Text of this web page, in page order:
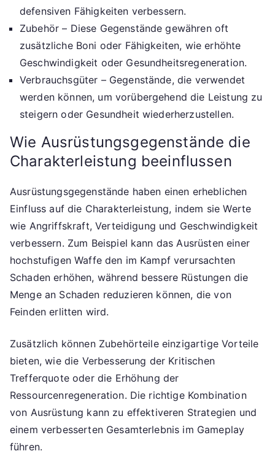
defensiven Fähigkeiten verbessern.
Zubehör – Diese Gegenstände gewähren oft
zusätzliche Boni oder Fähigkeiten, wie erhöhte
Geschwindigkeit oder Gesundheitsregeneration.
Verbrauchsgüter – Gegenstände, die verwendet
werden können, um vorübergehend die Leistung zu
steigern oder Gesundheit wiederherzustellen.
Wie Ausrüstungsgegenstände die
Charakterleistung beeinflussen
Ausrüstungsgegenstände haben einen erheblichen
Einfluss auf die Charakterleistung, indem sie Werte
wie Angriffskraft, Verteidigung und Geschwindigkeit
verbessern. Zum Beispiel kann das Ausrüsten einer
hochstufigen Waffe den im Kampf verursachten
Schaden erhöhen, während bessere Rüstungen die
Menge an Schaden reduzieren können, die von
Feinden erlitten wird.
Zusätzlich können Zubehörteile einzigartige Vorteile
bieten, wie die Verbesserung der Kritischen
Trefferquote oder die Erhöhung der
Ressourcenregeneration. Die richtige Kombination
von Ausrüstung kann zu effektiveren Strategien und
einem verbesserten Gesamterlebnis im Gameplay
führen.